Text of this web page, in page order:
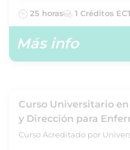
25 horas 1 Créditos
Más info
Curso Universitario
y Dirección para
Curso Acreditado por